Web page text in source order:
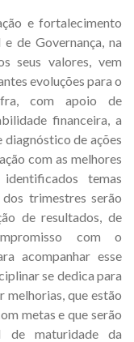
e fortalecimento
de Governança, na
seus valores, vem
evoluções para o
com apoio de
financeira, a
diagnóstico de ações
com as melhores
temas
trimestres serão
de resultados, de
com o
acompanhar esse
se dedica para
melhorias, que estão
metas e que serão
de maturidade da